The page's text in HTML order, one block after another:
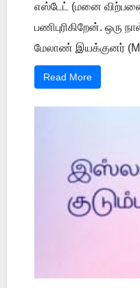
எஸ்டேட் (மனை
பணிபுரிகிறேன். ஒரு
மேலாண் இயக்குனர்
Read More